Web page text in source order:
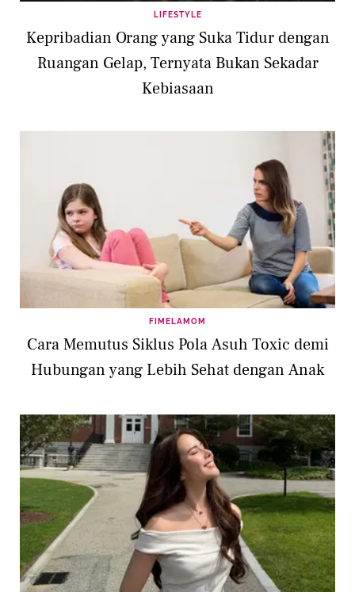
LIFESTYLE
Kepribadian Orang yang Suka Tidur dengan
Ruangan Gelap, Ternyata Bukan Sekadar
Kebiasaan
FIMELAMOM
Cara Memutus Siklus Pola Asuh Toxic demi
Hubungan yang Lebih Sehat dengan Anak